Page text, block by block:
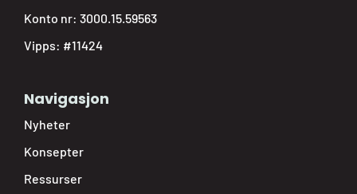
Konto nr: 3000.15.59563
Vipps: #11424
Navigasjon
Nyheter
Konsepter
Ressurser